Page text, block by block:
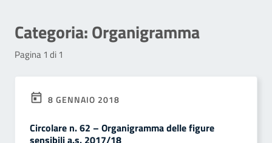
Categoria:Organigramma
Pagina 1 di 1
8 GENNAIO 2018
Circolare n. 62 – Organigramma delle figure
sensibili a.s. 2017/18